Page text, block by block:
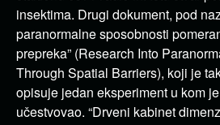
insektima. Drugi dokument, pod
paranormalne sposobnosti
prepreka” (Research Into
Through Spatial Barriers), koji je
opisuje jedan eksperiment u kom
učestvovao. “Drveni kabinet